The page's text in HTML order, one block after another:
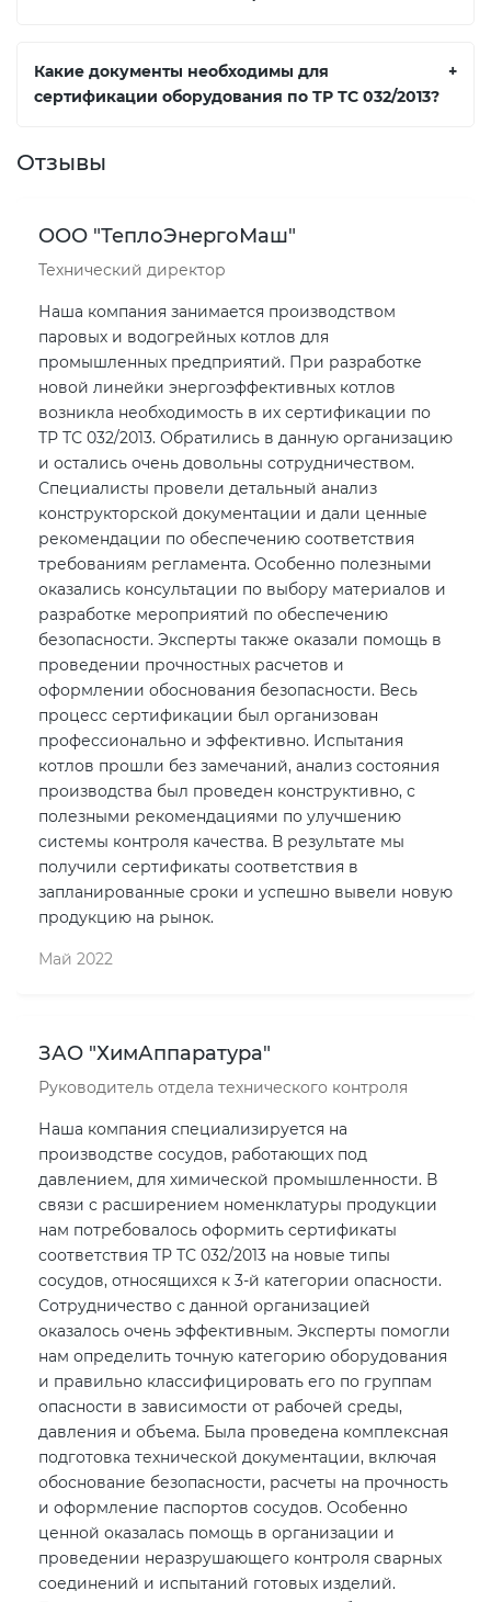
Какие документы необходимы для
сертификации оборудования по ТР ТС 032/2013?
+
Отзывы
ООО "ТеплоЭнергоМаш"
Технический директор
Наша компания занимается производством
паровых и водогрейных котлов для
промышленных предприятий. При разработке
новой линейки энергоэффективных котлов
возникла необходимость в их сертификации по
ТР ТС 032/2013. Обратились в данную организацию
и остались очень довольны сотрудничеством.
Специалисты провели детальный анализ
конструкторской документации и дали ценные
рекомендации по обеспечению соответствия
требованиям регламента. Особенно полезными
оказались консультации по выбору материалов и
разработке мероприятий по обеспечению
безопасности. Эксперты также оказали помощь в
проведении прочностных расчетов и
оформлении обоснования безопасности. Весь
процесс сертификации был организован
профессионально и эффективно. Испытания
котлов прошли без замечаний, анализ состояния
производства был проведен конструктивно, с
полезными рекомендациями по улучшению
системы контроля качества. В результате мы
получили сертификаты соответствия в
запланированные сроки и успешно вывели новую
продукцию на рынок.
Май 2022
ЗАО "ХимАппаратура"
Руководитель отдела технического контроля
Наша компания специализируется на
производстве сосудов, работающих под
давлением, для химической промышленности. В
связи с расширением номенклатуры продукции
нам потребовалось оформить сертификаты
соответствия ТР ТС 032/2013 на новые типы
сосудов, относящихся к 3-й категории опасности.
Сотрудничество с данной организацией
оказалось очень эффективным. Эксперты помогли
нам определить точную категорию оборудования
и правильно классифицировать его по группам
опасности в зависимости от рабочей среды,
давления и объема. Была проведена комплексная
подготовка технической документации, включая
обоснование безопасности, расчеты на прочность
и оформление паспортов сосудов. Особенно
ценной оказалась помощь в организации и
проведении неразрушающего контроля сварных
соединений и испытаний готовых изделий.